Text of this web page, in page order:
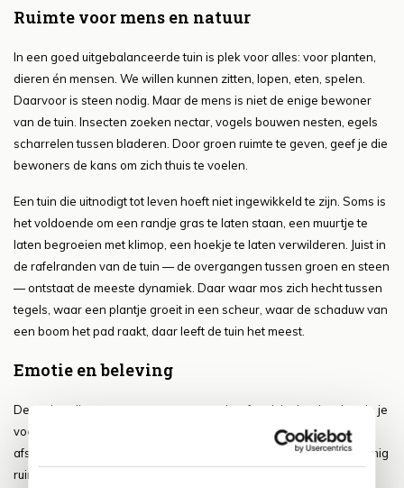
Ruimte voor mens en natuur
In een goed uitgebalanceerde tuin is plek voor alles: voor planten,
dieren én mensen. We willen kunnen zitten, lopen, eten, spelen.
Daarvoor is steen nodig. Maar de mens is niet de enige bewoner
van de tuin. Insecten zoeken nectar, vogels bouwen nesten, egels
scharrelen tussen bladeren. Door groen ruimte te geven, geef je die
bewoners de kans om zich thuis te voelen.
Een tuin die uitnodigt tot leven hoeft niet ingewikkeld te zijn. Soms is
het voldoende om een randje gras te laten staan, een muurtje te
laten begroeien met klimop, een hoekje te laten verwilderen. Juist in
de rafelranden van de tuin — de overgangen tussen groen en steen
— ontstaat de meeste dynamiek. Daar waar mos zich hecht tussen
tegels, waar een plantje groeit in een scheur, waar de schaduw van
een boom het pad raakt, daar leeft de tuin het meest.
Emotie en beleving
De verhouding tussen groen en steen heeft ook invloed op hoe je je
voelt in de tuin. Een tuin met veel steen voelt vaak harder, kouder,
afstandelijker. De lijnen zijn strak, het geluid weerkaatst. Er is weinig
ruimte voor verrassing. Een tuin met meer groen voelt intiemer,